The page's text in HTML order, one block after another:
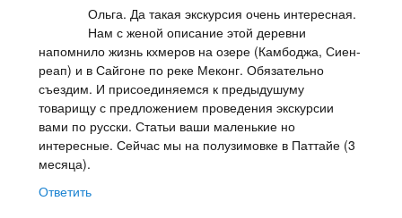
Ольга. Да такая экскурсия очень интересная.
Нам с женой описание этой деревни
напомнило жизнь кхмеров на озере (Камбоджа, Сиен-
реап) и в Сайгоне по реке Меконг. Обязательно
съездим. И присоединяемся к предыдушуму
товарищу с предложением проведения экскурсии
вами по русски. Статьи ваши маленькие но
интересные. Сейчас мы на полузимовке в Паттайе (3
месяца).
Ответить